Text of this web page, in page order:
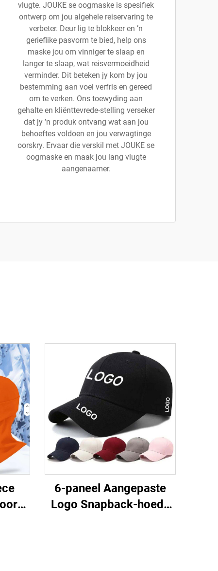
vlugte. JOUKE se oogmaske is spesifiek
ontwerp om jou algehele reiservaring te
verbeter. Deur lig te blokkeer en ’n
gerieflike pasvorm te bied, help ons
maske jou om vinniger te slaap en
langer te slaap, wat reisvermoeidheid
verminder. Dit beteken jy kom by jou
bestemming aan voel verfris en gereed
om te verken. Ons toewyding aan
gehalte en kliënttevrede-stelling verseker
dat jy ’n produk ontvang wat aan jou
behoeftes voldoen en jou verwagtinge
oorskry. Ervaar die verskil met JOUKE se
oogmaske en maak jou lang vlugte
aangenaamer.
6-paneel Aangepaste
Logo Snapback-hoede